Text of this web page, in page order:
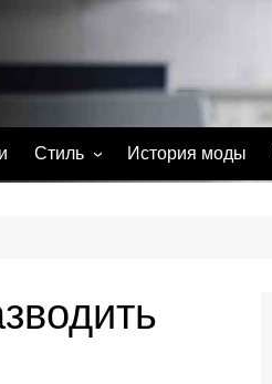
Стиль История моды